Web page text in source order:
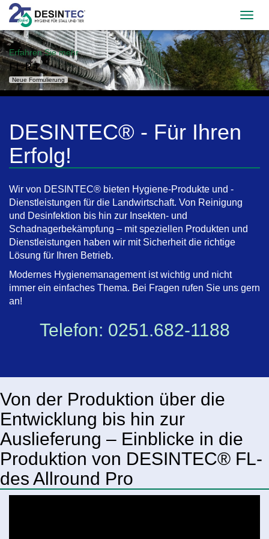
Erfahren Sie mehr
FL-R1
Neue Formulierung
DESINTEC® - Für Ihren
Erfolg!
Wir von DESINTEC® bieten Hygiene-Produkte und -
Dienstleistungen für die Landwirtschaft. Von Reinigung
und Desinfektion bis hin zur Insekten- und
Schadnagerbekämpfung – mit speziellen Produkten und
Dienstleistungen haben wir mit Sicherheit die richtige
Lösung für Ihren Betrieb.
Modernes Hygienemanagement ist wichtig und nicht
immer ein einfaches Thema. Bei Fragen rufen Sie uns gern
an!
Telefon: 0251.682-1188
Von der Produktion über die
Entwicklung bis hin zur
Auslieferung – Einblicke in die
Produktion von DESINTEC® FL-
des Allround Pro